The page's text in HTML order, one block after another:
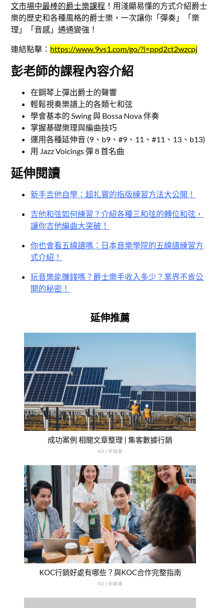
文市場中最棒的爵士樂課程 ！用淺顯易懂的方式介紹爵士
樂的歷史和各種風格的爵士樂，一次讓你「彈奏」「樂
理」「音感」通通變強！
連結點擊： https://www.9vs1.com/go/?i=ppd2ct2wzcpj
彭老師的課程內容介紹
在鋼琴上彈出爵士的聲響
輕鬆視奏樂譜上的各類七和弦
學會基本的 Swing 與 Bossa Nova 伴奏
掌握基礎樂理與編曲技巧
運用各種延伸音 (9、b9、#9、11、#11、13、b13)
用 Jazz Voicings 彈 8 首名曲
延伸閱讀
新手吉他自學：超扎實的指版練習方法大公開！
吉他和弦如何練習？介紹各種三和弦的轉位和弦，
讓你吉他編曲大突破！
你也會看五線譜嗎：日本音樂學院的五線譜練習方
式介紹！
玩音樂能賺錢嗎？爵士樂手收入多少？業界不肯公
開的秘密！
延伸推薦
成功案例 相關文章整理 | 集客數據行銷
AD | 字耕者
KOC行銷好處有哪些？與KOC合作完整指南
AD | 字耕者